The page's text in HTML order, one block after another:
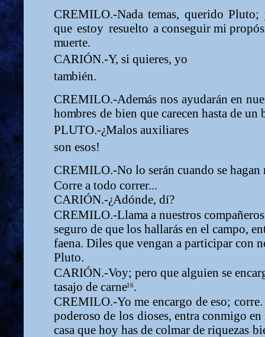
CREMILO.-Nada temas, querido Pluto;
que estoy resuelto a conseguirmi
muerte.
CARIÓN.-Y, si quieres, yo
también.
CREMILO.-Además nos ayudarán en
hombres de bien que carecen hasta de un
PLUTO.-¿Malos auxiliares
son esos!
CREMILO.-No lo serán cuando se
Corre a todo correr...
CARIÓN.-¿Adónde, dí?
CREMILO.-Llama a nuestros com
seguro de que los hallarás en el campo,
faena. Diles que vengan a participar con
Pluto.
CARIÓN.-Voy; pero que alguien se
tasajo de carne16.
CREMILO.-Yo me encargo de eso; corre.
poderoso de los dioses, entra conmigo en
casa que hoy has de colmar de riquezas